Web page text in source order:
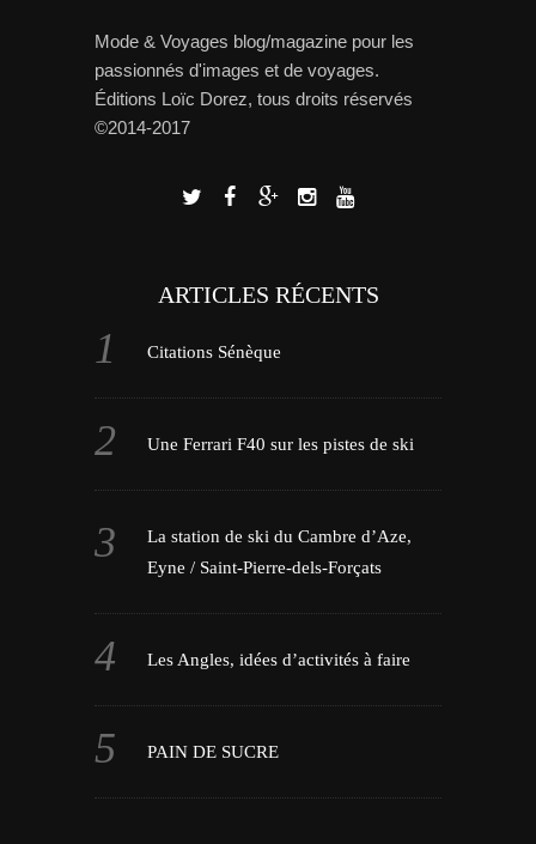
Mode & Voyages blog/magazine pour les
passionnés d'images et de voyages.
Éditions Loïc Dorez, tous droits réservés
©2014-2017
ARTICLES RÉCENTS
Citations Sénèque
Une Ferrari F40 sur les pistes de ski
La station de ski du Cambre d’Aze,
Eyne / Saint-Pierre-dels-Forçats
Les Angles, idées d’activités à faire
PAIN DE SUCRE